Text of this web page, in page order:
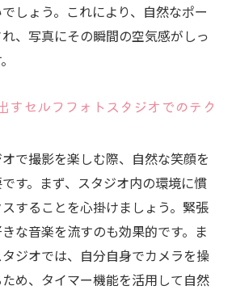
しょう。これにより、自然なポー
、写真にその瞬間の空気感がしっ
すセルフフォトスタジオでのテク
で撮影を楽しむ際、自然な笑顔を
す。まず、スタジオ内の環境に慣
することを心掛けましょう。緊張
な音楽を流すのも効果的です。ま
ジオでは、自分自身でカメラを操
め、タイマー機能を活用して自然